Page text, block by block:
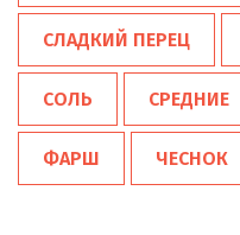
СЛАДКИЙ ПЕРЕЦ
СОЛЬ СРЕДНИЕ
ФАРШ ЧЕСНОК